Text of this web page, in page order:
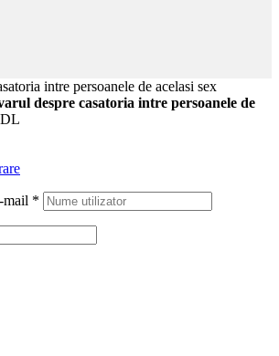
despre casatoria intre persoanele de
mail *